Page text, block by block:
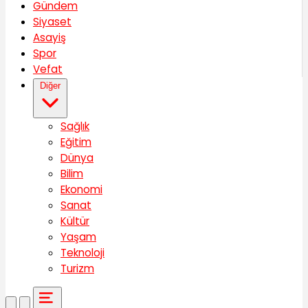
Gündem
Siyaset
Asayiş
Spor
Vefat
Diğer
Sağlık
Eğitim
Dünya
Bilim
Ekonomi
Sanat
Kültür
Yaşam
Teknoloji
Turizm